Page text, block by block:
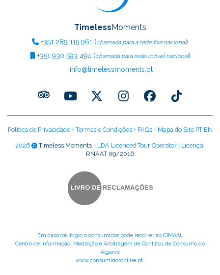
TimelessMoments
+351 289 115 961 (chamada para a rede fixa nacional)
+351 930 593 494(chamada para rede móvel nacional)
info@timelessmoments.pt
Política de Privacidade+Termos e Condições+ FAQs+ Mapa do Site PT EN
2026 Timeless Moments - LDA Licenced Tour Operator | Licença:
RNAAT 09/2016
Em caso de litígio o consumidor pode recorrer ao CIMAAL
Centro de Informação, Mediação e Arbitragem de Conflitos de Consumo do
Algarve
www.consumidoronline.pt.